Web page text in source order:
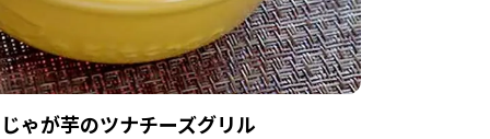
じゃが芋のツナチーズグリル